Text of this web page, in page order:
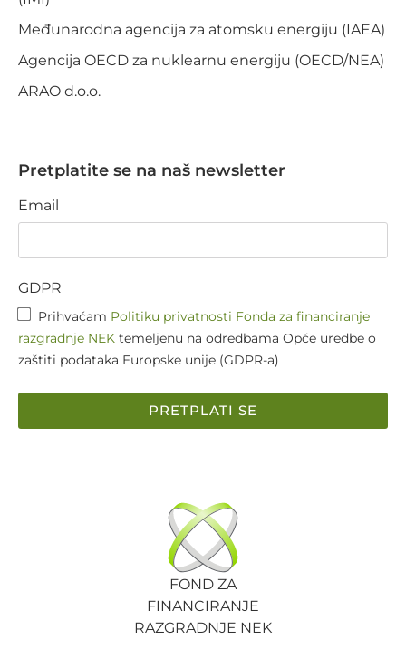
Međunarodna agencija za atomsku energiju (IAEA)
Agencija OECD za nuklearnu energiju (OECD/NEA)
ARAO d.o.o.
Pretplatite se na naš newsletter
Email
GDPR
Prihvaćam Politiku privatnosti Fonda za financiranje
razgradnje NEK temeljenu na odredbama Opće uredbe o
zaštiti podataka Europske unije (GDPR-a)
PRETPLATI SE
FOND ZA
FINANCIRANJE
RAZGRADNJE NEK